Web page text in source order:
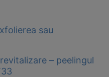
sau
– peelingul